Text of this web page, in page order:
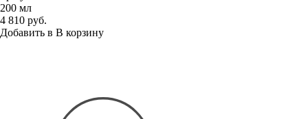
200 мл
4 810 руб.
Добавить в В корзину